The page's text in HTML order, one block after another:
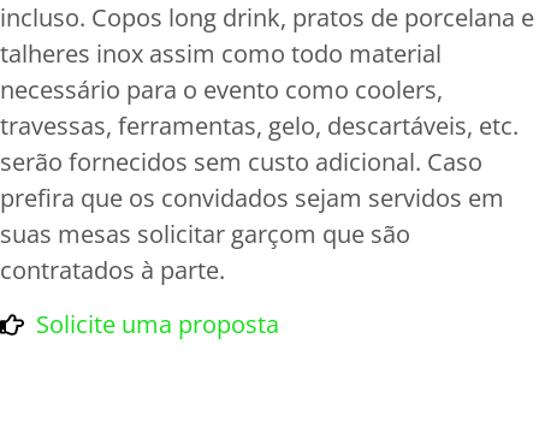
incluso. Copos long drink, pratos de porcelana e
talheres inox assim como todo material
necessário para o evento como coolers,
travessas, ferramentas, gelo, descartáveis, etc.
serão fornecidos sem custo adicional. Caso
prefira que os convidados sejam servidos em
suas mesas solicitar garçom que são
contratados à parte.
Solicite uma proposta